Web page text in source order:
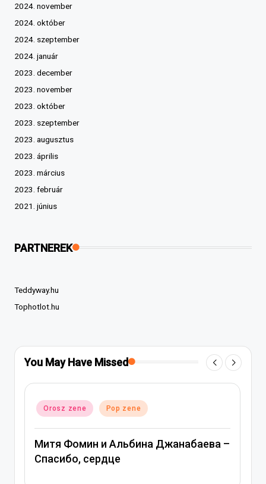
2024. november
2024. október
2024. szeptember
2024. január
2023. december
2023. november
2023. október
2023. szeptember
2023. augusztus
2023. április
2023. március
2023. február
2021. június
PARTNEREK
Teddyway.hu
Tophotlot.hu
You May Have Missed
Posted
in
Orosz zene Pop zene
Митя Фомин и Альбина Джанабаева –
Спасибо, сердце